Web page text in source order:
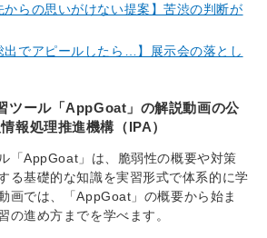
からの思いがけない提案】苦渋の判断が
出でアピールしたら…】展示会の落とし
ツール「AppGoat」の解説動画の公
報処理推進機構（IPA）
「AppGoat」は、脆弱性の概要や対策
る基礎的な知識を実習形式で体系的に学
画では、「AppGoat」の概要から始ま
の進め方までを学べます。